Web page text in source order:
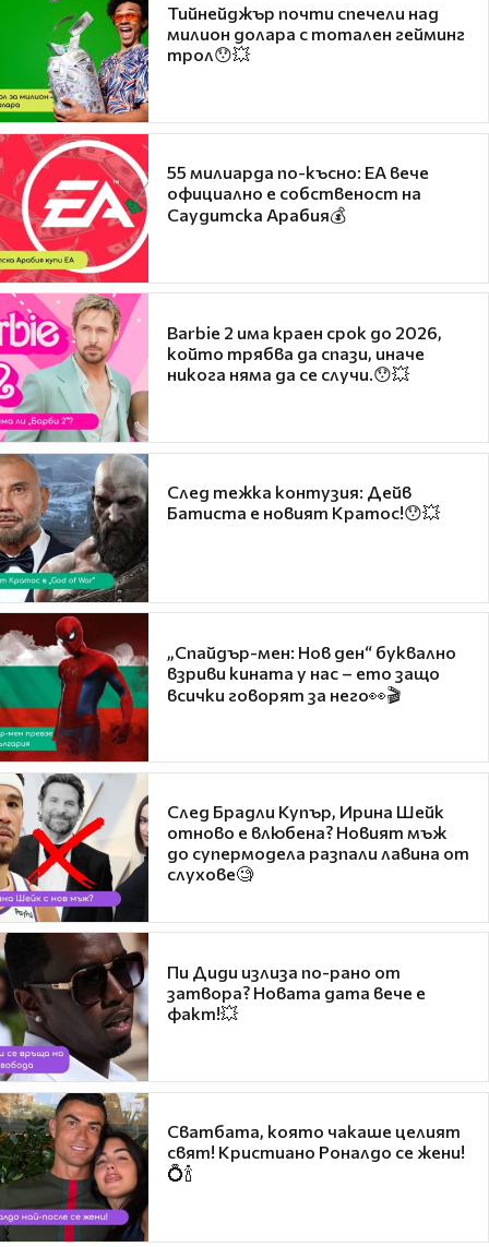
Тийнейджър почти спечели над
милион долара с тотален гейминг
трол😯💥
55 милиарда по-късно: EA вече
официално е собственост на
Саудитска Арабия💰
Barbie 2 има краен срок до 2026,
който трябва да спази, иначе
никога няма да се случи.😯💥
След тежка контузия: Дейв
Батиста е новият Кратос!😯💥
„Спайдър-мен: Нов ден“ буквално
взриви кината у нас – ето защо
всички говорят за него👀🎬
След Брадли Купър, Ирина Шейк
отново е влюбена? Новият мъж
до супермодела разпали лавина от
слухове🧐
Пи Диди излиза по-рано от
затвора? Новата дата вече е
факт!💥
Сватбата, която чакаше целият
свят! Кристиано Роналдо се жени!
💍🍾